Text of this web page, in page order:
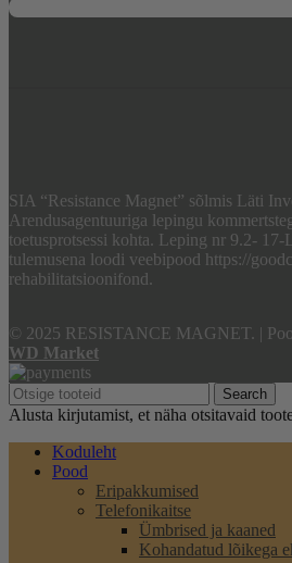
SIA “Resistance Magnet” sõlmis Läti
Arendusagentuuriga lepingu
toetusprotsessi kohta. Leping nr 9.2- 17-
tulemusena loodi veebipood https://
rehabilitatsioonifond.
© 2025 RESISTANCE MAGNET. |
WD Market
Search
Alusta kirjutamist, et näha otsitavaid
Koduleht
Pood
Eripakkumised
Telefonikaitse
Ümbrised ja kaaned
Kohandatud lõikega